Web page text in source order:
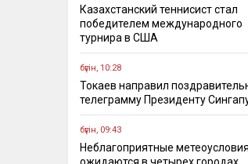
Казахстанский теннисист стал
победителем международного
турнира в США
бүгін, 10:28
Токаев направил
телеграмму Президенту
бүгін, 09:43
Неблагоприятные метеоусловия